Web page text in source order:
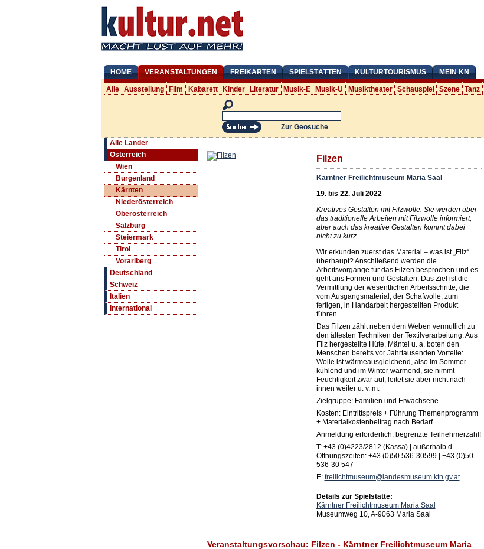
HOME VERANSTALTUNGEN FREIKARTEN SPIELSTÄTTEN KULTURTOURISMUS MEIN KN
Alle Ausstellung Film Kabarett Kinder Literatur Musik-E Musik-U Musiktheater Schauspiel Szene Tanz
Zur Geosuche
Alle Länder
Österreich
Wien
Burgenland
Kärnten
Niederösterreich
Oberösterreich
Salzburg
Steiermark
Tirol
Vorarlberg
Deutschland
Schweiz
Italien
International
Filzen
Kärntner Freilichtmuseum Maria Saal
19. bis 22. Juli 2022
Kreatives Gestalten mit Filzwolle. Sie werden über
das traditionelle Arbeiten mit Filzwolle informiert,
aber auch das kreative Gestalten kommt dabei
nicht zu kurz.
Wir erkunden zuerst das Material – was ist „Filz“
überhaupt? Anschließend werden die
Arbeitsvorgänge für das Filzen besprochen und es
geht ans Formen und Gestalten. Das Ziel ist die
Vermittlung der wesentlichen Arbeitsschritte, die
vom Ausgangsmaterial, der Schafwolle, zum
fertigen, in Handarbeit hergestellten Produkt
führen.
Das Filzen zählt neben dem Weben vermutlich zu
den ältesten Techniken der Textilverarbeitung. Aus
Filz hergestellte Hüte, Mäntel u. a. boten den
Menschen bereits vor Jahrtausenden Vorteile:
Wolle ist wärmeausgleichend, also im Sommer
kühlend und im Winter wärmend, sie nimmt
Feuchtigkeit zwar auf, leitet sie aber nicht nach
innen weiter u. v. m.
Zielgruppe: Familien und Erwachsene
Kosten: Eintrittspreis + Führung Themenprogramm
+ Materialkostenbeitrag nach Bedarf
Anmeldung erforderlich, begrenzte Teilnehmerzahl!
T: +43 (0)4223/2812 (Kassa) | außerhalb d.
Öffnungszeiten: +43 (0)50 536-30599 | +43 (0)50
536-30 547
E: freilichtmuseum@landesmuseum.ktn.gv.at
Details zur Spielstätte:
Kärntner Freilichtmuseum Maria Saal
Museumweg 10, A-9063 Maria Saal
Veranstaltungsvorschau: Filzen - Kärntner Freilichtmuseum Maria